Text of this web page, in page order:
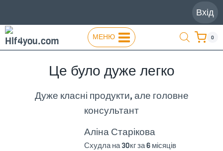
до
вмісту
Вхід
МЕНЮ 0
Це було дуже легко
Дуже класні продукти, але головне
консультант
Аліна Старікова
Схудла на 30кг за 6 місяців